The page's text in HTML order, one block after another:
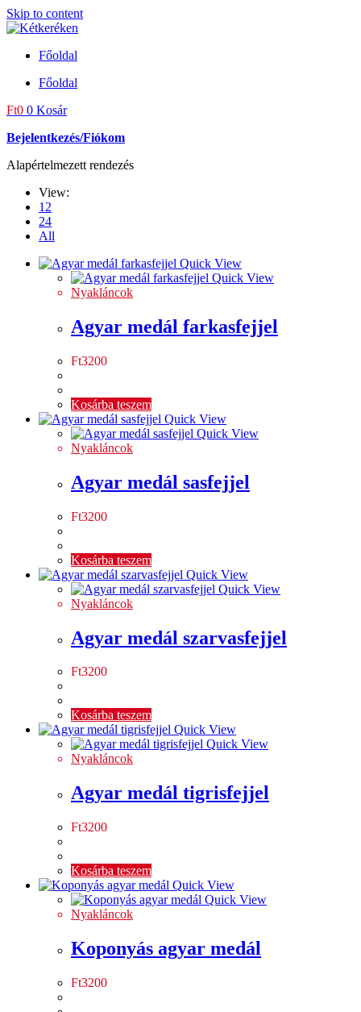
Skip to content
Főoldal
Főoldal
Ft0 0 Kosár
Bejelentkezés/Fiókom
Alapértelmezett rendezés
View:
12
24
All
Quick View
Quick View
Nyakláncok
Agyar medál farkasfejjel
Ft3200
Kosárba teszem
Quick View
Quick View
Nyakláncok
Agyar medál sasfejjel
Ft3200
Kosárba teszem
Quick View
Quick View
Nyakláncok
Agyar medál szarvasfejjel
Ft3200
Kosárba teszem
Quick View
Quick View
Nyakláncok
Agyar medál tigrisfejjel
Ft3200
Kosárba teszem
Quick View
Quick View
Nyakláncok
Koponyás agyar medál
Ft3200